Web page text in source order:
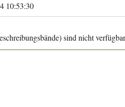
10:53:30
sind nicht